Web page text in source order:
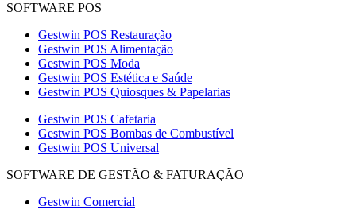
SOFTWARE POS
Gestwin POS Restauração
Gestwin POS Alimentação
Gestwin POS Moda
Gestwin POS Estética e Saúde
Gestwin POS Quiosques & Papelarias
Gestwin POS Cafetaria
Gestwin POS Bombas de Combustível
Gestwin POS Universal
SOFTWARE DE GESTÃO & FATURAÇÃO
Gestwin Comercial